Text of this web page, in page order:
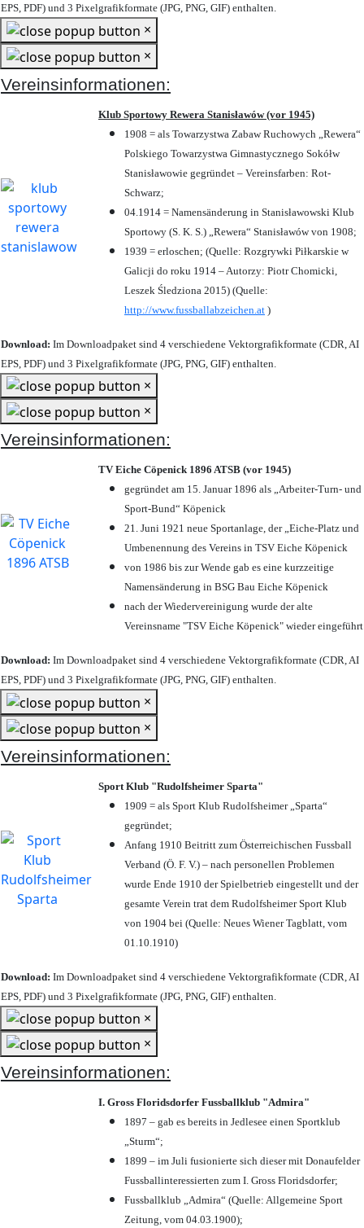
EPS, PDF) und 3 Pixelgrafikformate (JPG, PNG, GIF) enthalten.
×
×
Vereinsinformationen:
Klub Sportowy Rewera Stanisławów (vor 1945)
1908 = als Towarzystwa Zabaw Ruchowych „Rewera“
Polskiego Towarzystwa Gimnastycznego Sokółw
Stanisławowie gegründet – Vereinsfarben: Rot-
Schwarz;
04.1914 = Namensänderung in Stanisławowski Klub
Sportowy (S. K. S.) „Rewera“ Stanisławów von 1908;
1939 = erloschen; (Quelle: Rozgrywki Piłkarskie w
Galicji do roku 1914 – Autorzy: Piotr Chomicki,
Leszek Śledziona 2015) (Quelle:
http://www.fussballabzeichen.at )
Download: Im Downloadpaket sind 4 verschiedene Vektorgrafikformate (CDR, AI
EPS, PDF) und 3 Pixelgrafikformate (JPG, PNG, GIF) enthalten.
×
×
Vereinsinformationen:
TV Eiche Cöpenick 1896 ATSB (vor 1945)
gegründet am 15. Januar 1896 als „Arbeiter-Turn- und
Sport-Bund“ Köpenick
21. Juni 1921 neue Sportanlage, der „Eiche-Platz und
Umbenennung des Vereins in TSV Eiche Köpenick
von 1986 bis zur Wende gab es eine kurzzeitige
Namensänderung in BSG Bau Eiche Köpenick
nach der Wiedervereinigung wurde der alte
Vereinsname "TSV Eiche Köpenick" wieder eingeführt
Download: Im Downloadpaket sind 4 verschiedene Vektorgrafikformate (CDR, AI
EPS, PDF) und 3 Pixelgrafikformate (JPG, PNG, GIF) enthalten.
×
×
Vereinsinformationen:
Sport Klub "Rudolfsheimer Sparta"
1909 = als Sport Klub Rudolfsheimer „Sparta“
gegründet;
Anfang 1910 Beitritt zum Österreichischen Fussball
Verband (Ö. F. V.) – nach personellen Problemen
wurde Ende 1910 der Spielbetrieb eingestellt und der
gesamte Verein trat dem Rudolfsheimer Sport Klub
von 1904 bei (Quelle: Neues Wiener Tagblatt, vom
01.10.1910)
Download: Im Downloadpaket sind 4 verschiedene Vektorgrafikformate (CDR, AI
EPS, PDF) und 3 Pixelgrafikformate (JPG, PNG, GIF) enthalten.
×
×
Vereinsinformationen:
I. Gross Floridsdorfer Fussballklub "Admira"
1897 – gab es bereits in Jedlesee einen Sportklub
„Sturm“;
1899 – im Juli fusionierte sich dieser mit Donaufelder
Fussballinteressierten zum I. Gross Floridsdorfer;
Fussballklub „Admira“ (Quelle: Allgemeine Sport
Zeitung, vom 04.03.1900);